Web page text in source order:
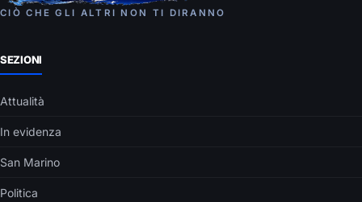
CIÒ CHE GLI ALTRI NON TI DIRANNO
SEZIONI
Attualità
In evidenza
San Marino
Politica